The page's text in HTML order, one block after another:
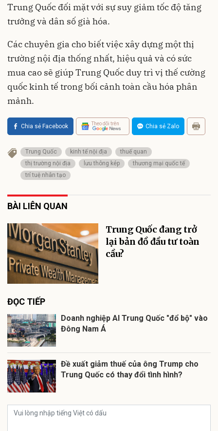
Trung Quốc đối mặt với sự suy giảm tốc độ tăng
trưởng và dân số già hóa.
Các chuyên gia cho biết việc xây dựng một thị
trường nội địa thống nhất, hiệu quả và có sức
mua cao sẽ giúp Trung Quốc duy trì vị thế cường
quốc kinh tế trong bối cảnh toàn cầu hóa phân
mảnh.
Chia sẻ Facebook Theo dõi trên Chia sẻ Zalo
Trung Quốc kinh tế nội địa
thuế quan
thị trường nội địa
lưu thông kép
thương mại quốc tế
trí tuệ nhân tạo
BÀI LIÊN QUAN
Trung Quốc đang trở
lại bản đồ đầu tư toàn
cầu?
ĐỌC TIẾP
Doanh nghiệp AI Trung Quốc "đổ bộ" vào
Đông Nam Á
Đề xuất giảm thuế của ông Trump cho
Trung Quốc có thay đổi tình hình?